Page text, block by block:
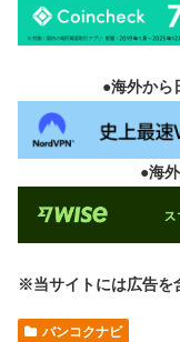
●海外から
●海
※当サイトには広告を
バンコクナビ